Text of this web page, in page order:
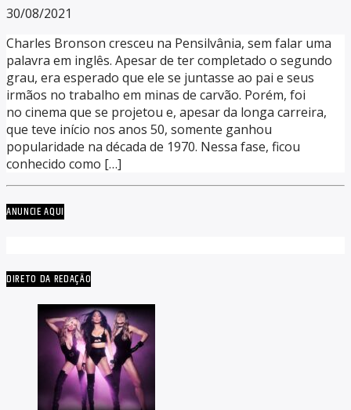
30/08/2021
Charles Bronson cresceu na Pensilvânia, sem falar uma
palavra em inglês. Apesar de ter completado o segundo
grau, era esperado que ele se juntasse ao pai e seus
irmãos no trabalho em minas de carvão. Porém, foi
no cinema que se projetou e, apesar da longa carreira,
que teve início nos anos 50, somente ganhou
popularidade na década de 1970. Nessa fase, ficou
conhecido como […]
ANUNCIE AQUI
DIRETO DA REDAÇÃO